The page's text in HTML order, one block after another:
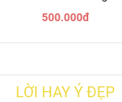
500.000đ
LỜI HAY Ý ĐẸP